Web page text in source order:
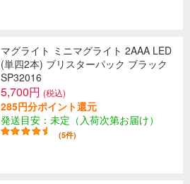
マグライト ミニマグライト 2AAA LED
(単四2本) ブリスターパック ブラック
SP32016
5,700円 (税込)
285円分ポイント還元
発送目安：未定（入荷次第お届け）
(5件)